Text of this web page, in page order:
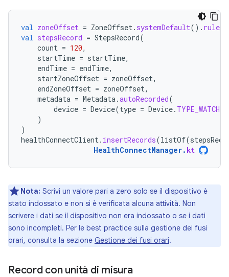
val zoneOffset = ZoneOffset. systemDefault(). rules
val stepsRecord = StepsRecord(
count = 120,
startTime = startTime,
endTime = endTime,
startZoneOffset = zoneOffset,
endZoneOffset = zoneOffset,
metadata = Metadata.autoRecorded(
device = Device(type = Device. TYPE_WATCH
)
)
healthConnectClient. insertRecords(listOf(
HealthConnectManager. kt
Nota: Scrivi un valore pari a zero solo se il dispositivo è
stato indossato e non si è verificata alcuna attività. Non
scrivere i dati se il dispositivo non era indossato o se i dati
sono incompleti. Per le best practice sulla gestione dei fusi
orari, consulta la sezione Gestione dei fusi orari.
Record con unità di misura